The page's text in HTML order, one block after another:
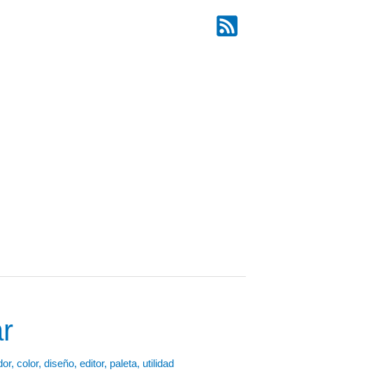
, color, diseño, editor, paleta, utilidad